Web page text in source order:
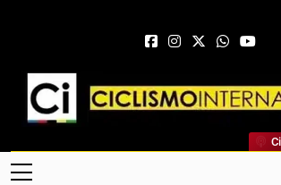
Ciclismo
Web Dedicada Al Ciclismo Mundial.
Crónicas, Previas Y Más. La Web